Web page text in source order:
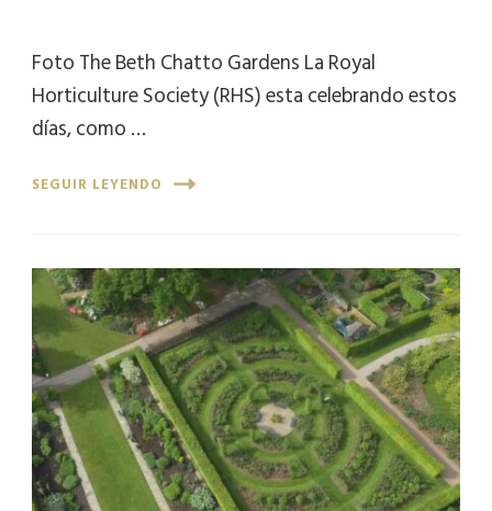
Foto The Beth Chatto Gardens La Royal
Horticulture Society (RHS) esta celebrando estos
días, como …
SEGUIR LEYENDO